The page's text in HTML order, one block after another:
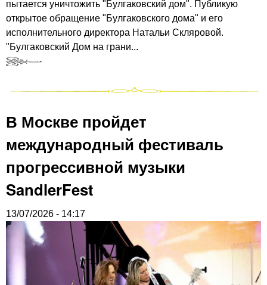
пытается уничтожить "Булгаковский дом". Публикую
открытое обращение "Булгаковского дома" и его
исполнительного директора Натальи Скляровой.
"Булгаковский Дом на грани...
В Москве пройдет
международный фестиваль
прогрессивной музыки
SandlerFest
13/07/2026 - 14:17